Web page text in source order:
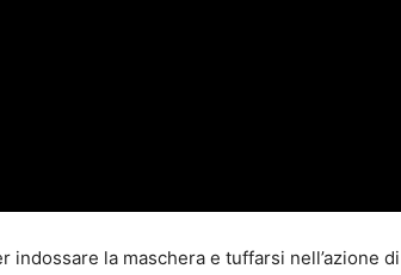
la maschera e tuffarsi nell’azione di